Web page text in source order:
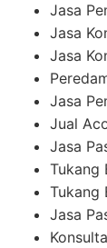
Jasa
Jasa
Jasa
Jasa
Jual
Jasa
Tukang
Tukang
Jasa